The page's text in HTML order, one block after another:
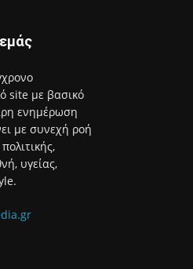
site με βασικό
ενημέρωση
με συνεχή ροή
υγείας,